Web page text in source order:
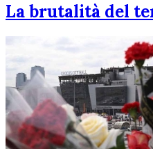
La brutalità del